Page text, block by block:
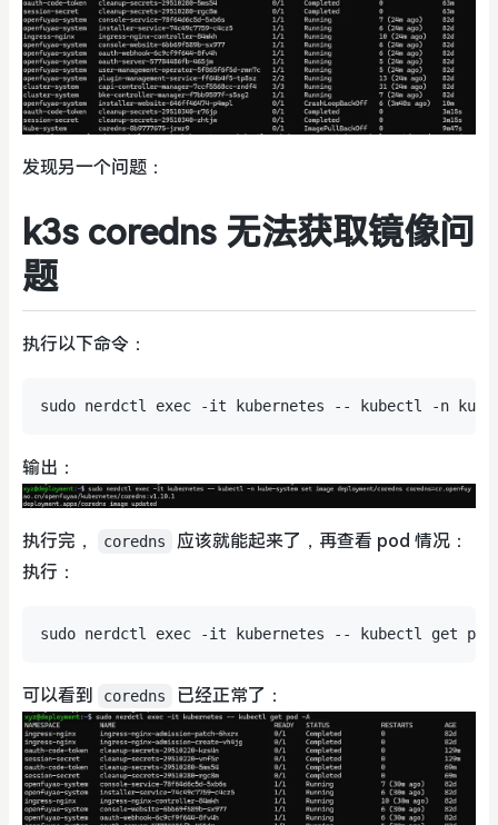
发现另一个问题：
k3s coredns 无法获取镜像问
题
执行以下命令：
输出：
执行完， coredns
应该就能起来了，再查看 pod 情况：
执行：
可以看到 coredns 已经正常了：